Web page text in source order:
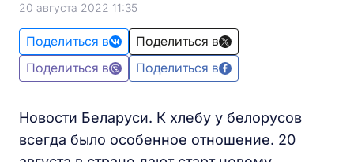
20 августа 2022 11:35
Поделиться в
Поделиться в
Поделиться в
Поделиться в
Новости Беларуси. К хлебу у белорусов
всегда было особенное отношение. 20